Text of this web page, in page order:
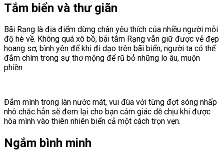
Tắm biển và thư giãn
Bãi Rạng là địa điểm dừng chân yêu thích của nhiều người mỗi
độ hè về. Không quá xô bồ, bãi tắm Rạng vẫn giữ được vẻ đẹp
hoang sơ, bình yên để khi đi dạo trên bãi biển, người ta có thể
đắm chìm trong sự thơ mộng để rũ bỏ những lo âu, muộn
phiền.
Đắm mình trong làn nước mát, vui đùa với từng đợt sóng nhấp
nhô chắc hẳn sẽ đem lại cho bạn cảm giác dễ chịu khi được
hòa mình vào thiên nhiên biển cả một cách trọn vẹn.
Ngắm bình minh